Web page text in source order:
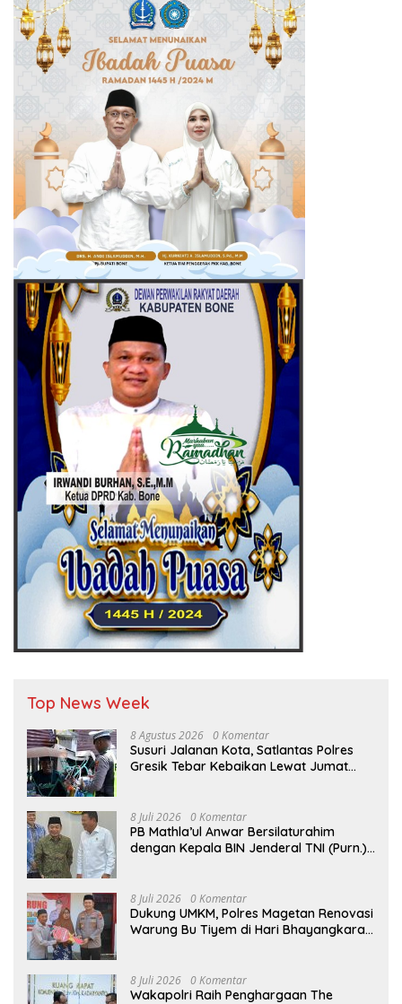
Top News Week
8 Agustus 2026 0 Komentar
Susuri Jalanan Kota, Satlantas Polres
Gresik Tebar Kebaikan Lewat Jumat
8 Juli 2026 0 Komentar
PB Mathla’ul Anwar Bersilaturahim
dengan Kepala BIN Jenderal TNI (Purn.)
8 Juli 2026 0 Komentar
Dukung UMKM, Polres Magetan Renovasi
Warung Bu Tiyem di Hari Bhayangkara
8 Juli 2026 0 Komentar
Wakapolri Raih Penghargaan The